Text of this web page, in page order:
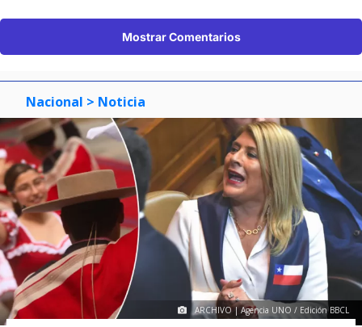
Mostrar Comentarios
Nacional > Noticia
ARCHIVO | Agencia UNO / Edición BBCL